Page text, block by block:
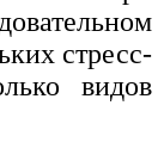
стресс-
видов